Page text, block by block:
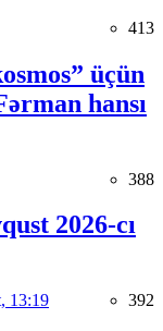
413
üçün
hansı
388
2026-cı
13:19 392